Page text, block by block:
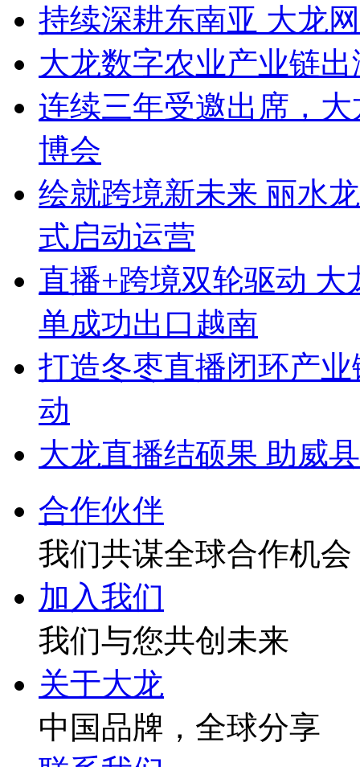
持续深耕东南亚 大龙
大龙数字农业产业链
连续三年受邀出席，
博会
绘就跨境新未来 丽水
式启动运营
直播+跨境双轮驱动
单成功出口越南
打造冬枣直播闭环产
动
大龙直播结硕果 助威
合作伙伴
我们共谋全球合作机会
加入我们
我们与您共创未来
关于大龙
中国品牌，全球分享